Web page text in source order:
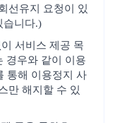
선유지 요청이 있
습니다.)
서비스 제공 목
경우와 같이 이용
통해 이용정지 사
만 해지할 수 있